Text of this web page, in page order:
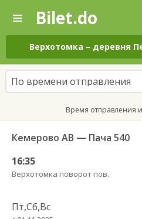
—
Поиск
и
покупка
билетов
на
автобус
онлайн
Bilet.do
Верхотомка – деревня
По времени отправления
Время отправления
Кемерово АВ — Пача 540
16:35
Верхотомка поворот пов.
Пт,Сб,Вс